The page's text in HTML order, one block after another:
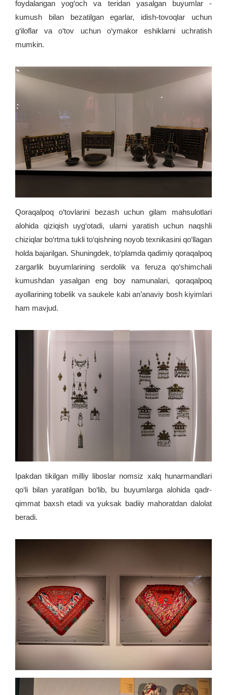
foydalangan yog‘och va teridan yasalgan buyumlar -
kumush bilan bezatilgan egarlar, idish-tovoqlar uchun
g‘iloflar va o‘tov uchun o‘ymakor eshiklarni uchratish
mumkin.
Qoraqalpoq o‘tovlarini bezash uchun gilam mahsulotlari
alohida qiziqish uyg‘otadi, ularni yaratish uchun naqshli
chiziqlar bo‘rtma tukli to‘qishning noyob texnikasini qo‘llagan
holda bajarilgan. Shuningdek, to‘plamda qadimiy qoraqalpoq
zargarlik buyumlarining serdolik va feruza qo‘shimchali
kumushdan yasalgan eng boy namunalari, qoraqalpoq
ayollarining tobelik va saukele kabi an’anaviy bosh kiyimlari
ham mavjud.
Ipakdan tikilgan milliy liboslar nomsiz xalq hunarmandlari
qo‘li bilan yaratilgan bo‘lib, bu buyumlarga alohida qadr-
qimmat baxsh etadi va yuksak badiiy mahoratdan dalolat
beradi.